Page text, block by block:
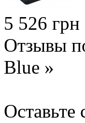
5 526 грн
Отзывы
Blue »
Оставьте